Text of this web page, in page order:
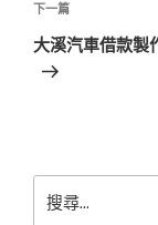
章
下
一
篇
下一篇
大溪汽車借款製
尋